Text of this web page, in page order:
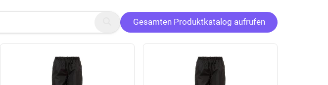
Gesamten Produktkatalog aufrufen